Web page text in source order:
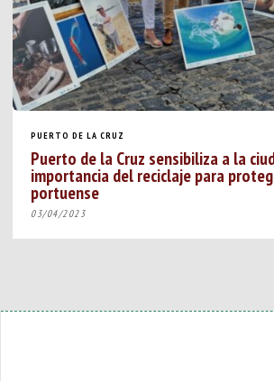
PUERTO DE LA CRUZ
Puerto de la Cruz sensibiliza a la
importancia del reciclaje para
portuense
03/04/2023